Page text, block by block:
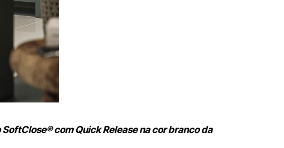
com Quick Release na cor branco da